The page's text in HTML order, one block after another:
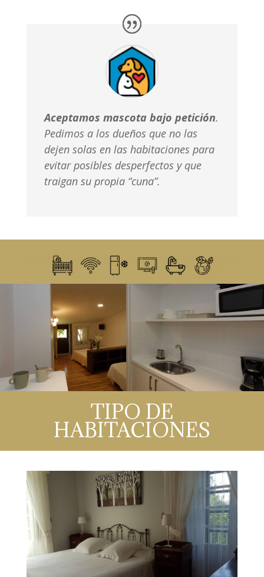
Aceptamos mascota bajo petición.
Pedimos a los dueños que no las
dejen solas en las habitaciones para
evitar posibles desperfectos y que
traigan su propia “cuna”.
TIPO DE
HABITACIONES